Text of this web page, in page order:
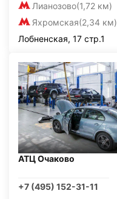
Лианозово(1,72 км)
Яхромская(2,34 км)
Лобненская, 17 стр.1
АТЦ Очаково
+7 (495) 152-31-11